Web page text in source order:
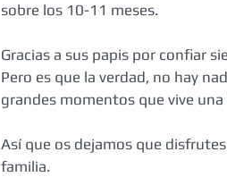
sobre los 10-11 meses.
Gracias a sus papis por confiar
Pero es que la verdad, no hay
grandes momentos que vive
Así que os dejamos que
familia.